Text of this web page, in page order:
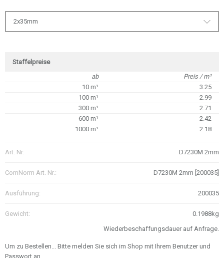
2x35mm
Staffelpreise
ab
Preis / m¹
10 m¹
3.25
100 m¹
2.99
300 m¹
2.71
600 m¹
2.42
1000 m¹
2.18
Art. Nr: D7230M 2mm
ComNorm Art. Nr.: D7230M 2mm [200035]
Ausführung: 200035
Gewicht:
0.1988kg
Wiederbeschaffungsdauer auf Anfrage.
Um zu Bestellen... Bitte melden Sie sich im Shop mit Ihrem Benutzer und
Passwort an.